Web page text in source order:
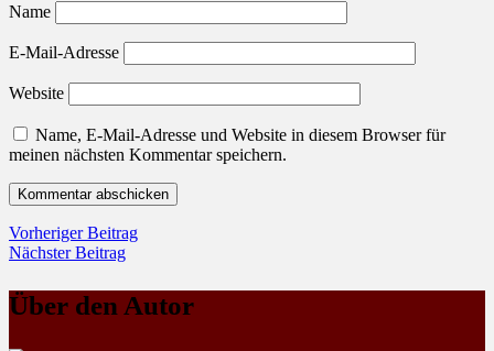
Name
E-Mail-Adresse
Website
Name, E-Mail-Adresse und Website in diesem Browser für
meinen nächsten Kommentar speichern.
Beitragsnavigation
Vorheriger BeitragVorheriger
Nächster BeitragNächster
Über den Autor